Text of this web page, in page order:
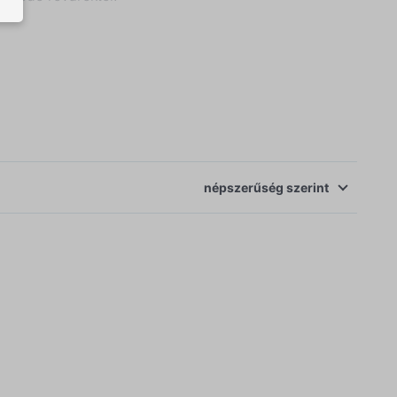
népszerűség